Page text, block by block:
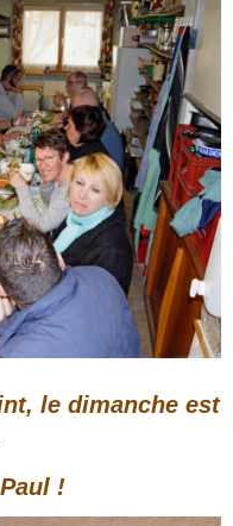
le dimanche est
!